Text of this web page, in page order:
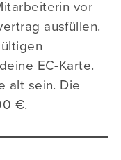
vor
ausfüllen.
EC-Karte.
alt sein. Die
€.